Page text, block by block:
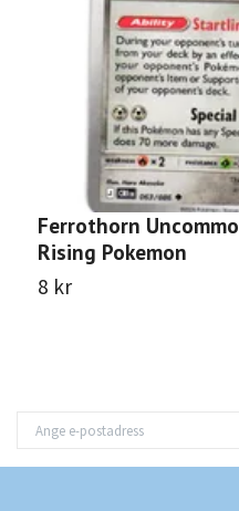
Ferrothorn
Rising Pokemon
8 kr